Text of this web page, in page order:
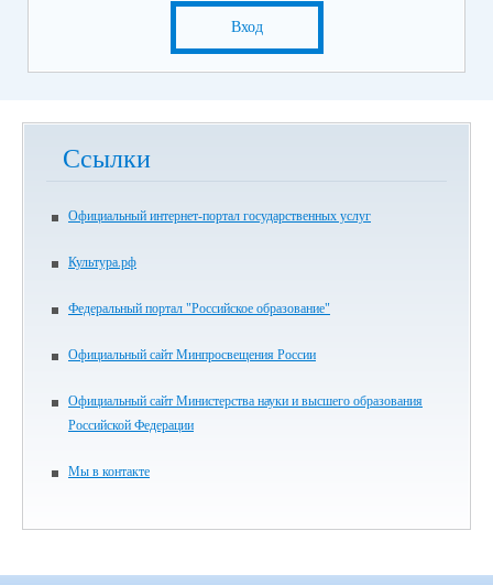
Вход
Ссылки
Официальный интернет-портал государственных услуг
Культура.рф
Федеральный портал "Российское образование"
Официальный сайт Минпросвещения России
Официальный сайт Министерства науки и высшего образования
Российской Федерации
Мы в контакте